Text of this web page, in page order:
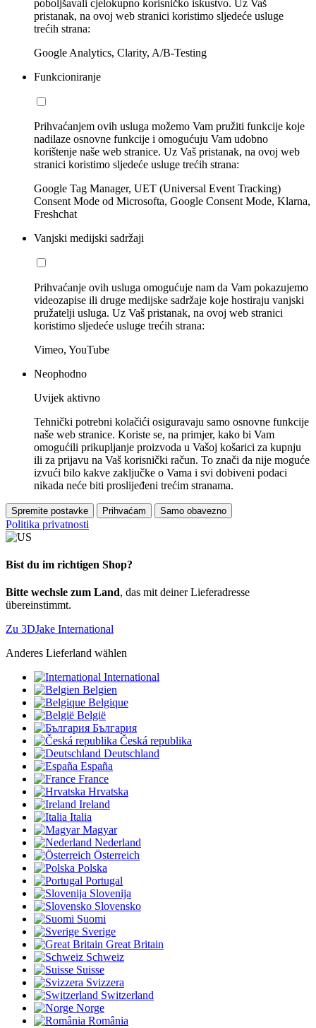
poboljšavali cjelokupno korisničko iskustvo. Uz Vaš
pristanak, na ovoj web stranici koristimo sljedeće usluge
trećih strana:
Google Analytics, Clarity, A/B-Testing
Funkcioniranje
Prihvaćanjem ovih usluga možemo Vam pružiti funkcije koje
nadilaze osnovne funkcije i omogućuju Vam udobno
korištenje naše web stranice. Uz Vaš pristanak, na ovoj web
stranici koristimo sljedeće usluge trećih strana:
Google Tag Manager, UET (Universal Event Tracking)
Consent Mode od Microsofta, Google Consent Mode, Klarna,
Freshchat
Vanjski medijski sadržaji
Prihvaćanje ovih usluga omogućuje nam da Vam pokazujemo
videozapise ili druge medijske sadržaje koje hostiraju vanjski
pružatelji usluga. Uz Vaš pristanak, na ovoj web stranici
koristimo sljedeće usluge trećih strana:
Vimeo, YouTube
Neophodno
Uvijek aktivno
Tehnički potrebni kolačići osiguravaju samo osnovne funkcije
naše web stranice. Koriste se, na primjer, kako bi Vam
omogućili prikupljanje proizvoda u Vašoj košarici za kupnju
ili za prijavu na Vaš korisnički račun. To znači da nije moguće
izvući bilo kakve zaključke o Vama i svi dobiveni podaci
nikada neće biti proslijeđeni trećim stranama.
Spremite postavke Prihvaćam Samo obavezno
Politika privatnosti
Bist du im richtigen Shop?
Bitte wechsle zum Land, das mit deiner Lieferadresse
übereinstimmt.
Zu 3DJake International
Anderes Lieferland wählen
International
Belgien
Belgique
België
България
Česká republika
Deutschland
España
France
Hrvatska
Ireland
Italia
Magyar
Nederland
Österreich
Polska
Portugal
Slovenija
Slovensko
Suomi
Sverige
Great Britain
Schweiz
Suisse
Svizzera
Switzerland
Norge
România